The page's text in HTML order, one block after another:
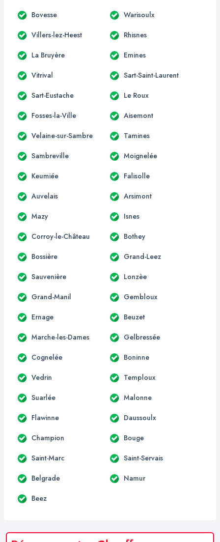
Bovesse Warisoulx
Villers-lez-Heest Rhisnes
La Bruyère Emines
Vitrival Sart-Saint-Laurent
Sart-Eustache Le Roux
Fosses-la-Ville Aisemont
Velaine-sur-Sambre Tamines
Sambreville Moignelée
Keumiée Falisolle
Auvelais Arsimont
Mazy Isnes
Corroy-le-Château Bothey
Bossière Grand-Leez
Sauvenière Lonzèe
Grand-Manil Gembloux
Ernage Beuzet
Marche-les-Dames Gelbressée
Cognelée Boninne
Vedrin Temploux
Suarlée Malonne
Flawinne Daussoulx
Champion Bouge
Saint-Marc Saint-Servais
Belgrade Namur
Beez